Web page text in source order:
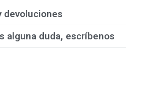
devoluciones
alguna duda, escríbenos